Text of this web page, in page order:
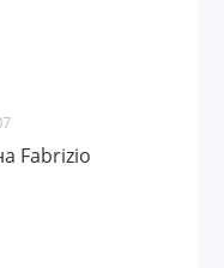
Fabrizio